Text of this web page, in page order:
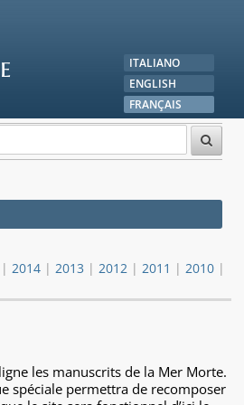
ITALIANO
ENGLISH
FRANÇAIS
| 2014 | 2013 | 2012 | 2011 | 2010 |
les manuscrits de la Mer Morte.
spéciale permettra de recomposer